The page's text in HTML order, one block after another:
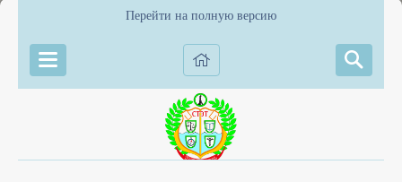
Перейти на полную версию